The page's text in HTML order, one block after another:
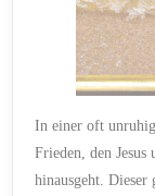
In einer oft
Frieden, den Jesus
hinausgeht.